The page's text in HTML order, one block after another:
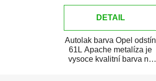
DETAIL
Autolak barva Opel odstín
61L Apache metalíza je
vysoce kvalitní barva na